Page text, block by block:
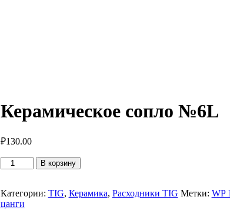
Керамическое сопло №6L
₽130.00
Количество
товара
сопло
№6L
В корзину
Категории: TIG, Керамика, Расходники TIG Метки: WP
цанги